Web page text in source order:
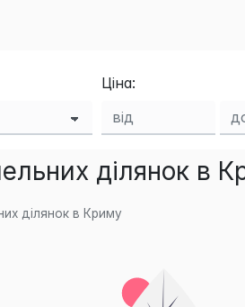
Ціна:
ділянок в
ділянок в Криму